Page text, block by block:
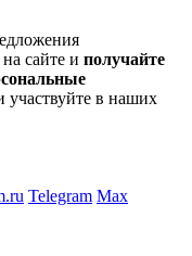
на сайте и получайте
участвуйте в наших
Telegram Max